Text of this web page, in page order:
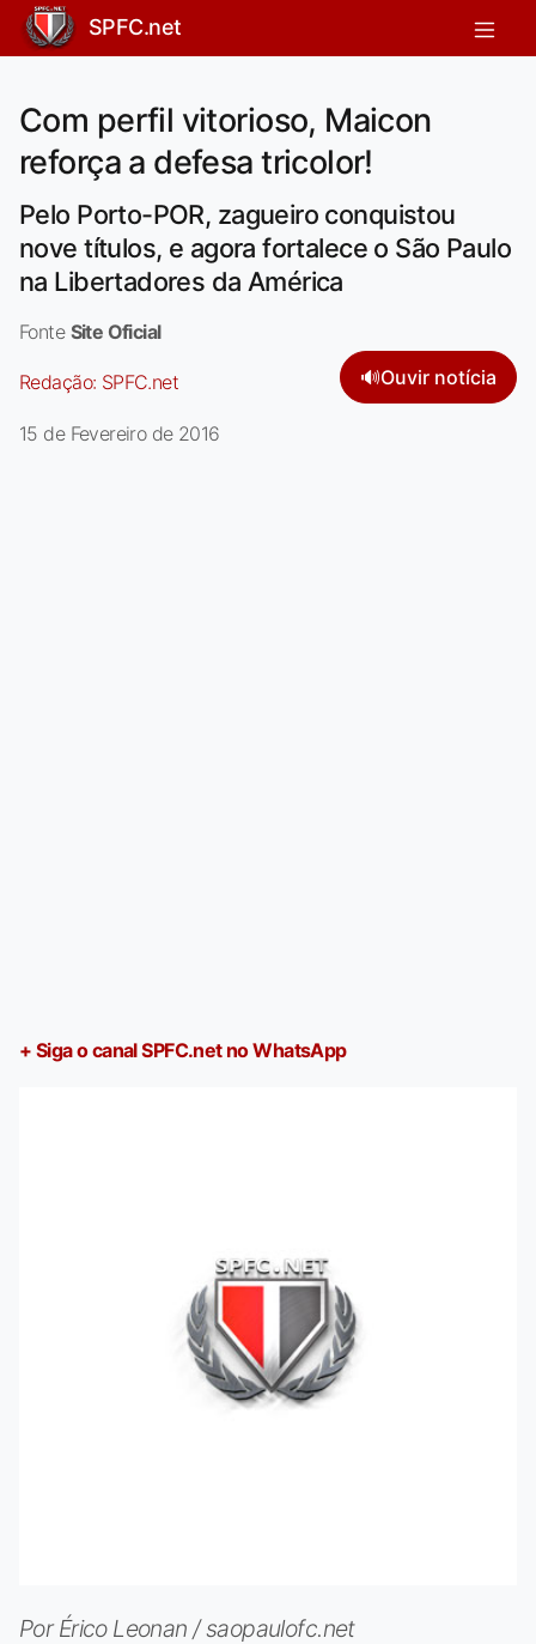
SPFC.net
Com perfil vitorioso, Maicon
reforça a defesa tricolor!
Pelo Porto-POR, zagueiro conquistou
nove títulos, e agora fortalece o São Paulo
na Libertadores da América
Fonte Site Oficial
Redação: SPFC.net 🔊Ouvir notícia
15 de Fevereiro de 2016
+ Siga o canal SPFC.net no WhatsApp
Por Érico Leonan / saopaulofc.net